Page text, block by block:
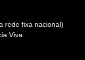
rede fixa nacional)
Viva